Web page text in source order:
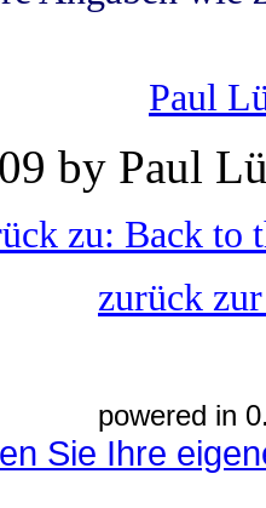
Paul
by Paul
zu: Back to
zurück
powered in
Sie Ihre